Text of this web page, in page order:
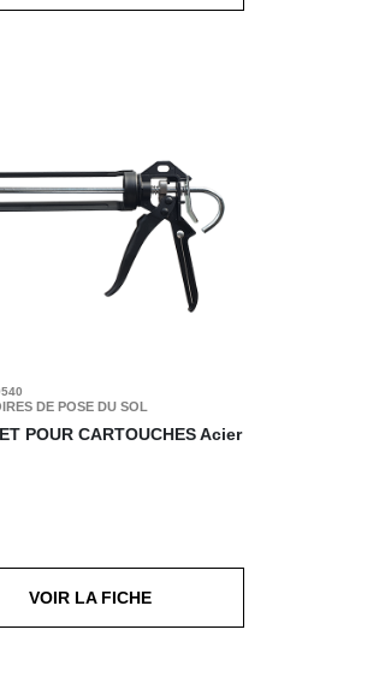
DE POSE DU SOL
POUR CARTOUCHESAcier
VOIR LA FICHE